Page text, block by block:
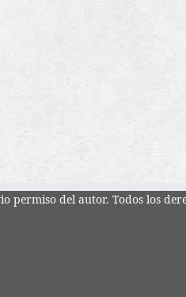
del autor. Todos los